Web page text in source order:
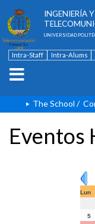
INGENIERÍA
UNIVERSIDAD
Intra-Staff Intra-Alums
The School /
Eventos
Lun
5